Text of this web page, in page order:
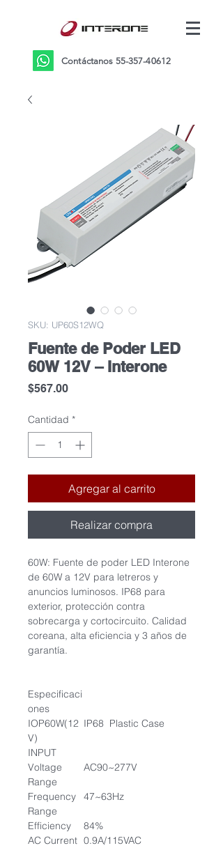
Contáctanos 55-357-40612
SKU: UP60S12WQ
Fuente de Poder LED
60W 12V – Interone
$567.00Precio
Cantidad *
Agregar al carrito
Realizar compra
60W: Fuente de poder LED Interone
de 60W a 12V para letreros y
anuncios luminosos. IP68 para
exterior, protección contra
sobrecarga y cortocircuito. Calidad
coreana, alta eficiencia y 3 años de
garantía.
Especificaci
ones
IOP60W(12
V)
IP68 Plastic Case
INPUT
Voltage
Range
AC90~277V
Frequency
Range
47~63Hz
Efficiency
84%
AC Current 0.9A/115VAC